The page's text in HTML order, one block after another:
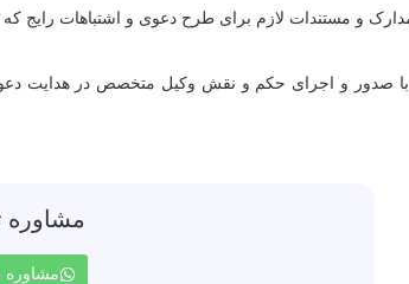
و مستندات لازم برای طرح دعوی و اشتباهات رایج
صدور و اجرای حکم و نقش وکیل متخصص در هدایت
مشاوره